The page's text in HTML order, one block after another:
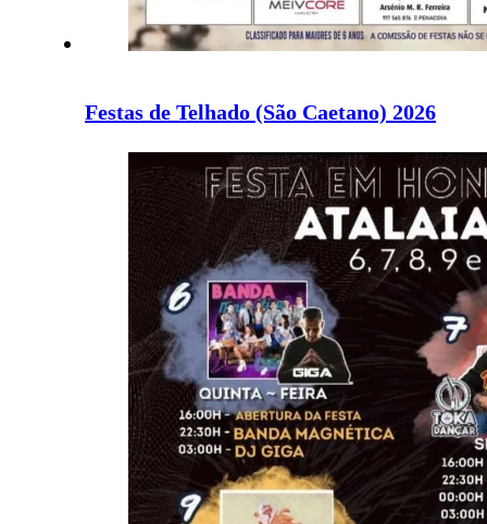
Festas de Telhado (São Caetano) 2026